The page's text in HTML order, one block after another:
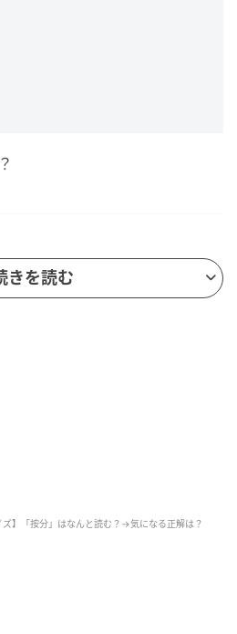
金やモノを割り振ること」を
きを読む
】「按分」はなんと読む？→気になる正解は？